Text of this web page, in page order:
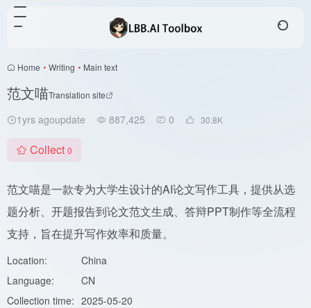
Home • Writing • Main text
范文喵Translation site
1yrs agoupdate 887,425 0 30.8K
Collect 0
范文喵是一款专为大学生设计的AI论文写作工具，提供从选
题分析、开题报告到论文范文生成、答辩PPT制作等全流程
支持，旨在提升写作效率和质量。
Location:
China
Language:
CN
Collection time: 2025-05-20